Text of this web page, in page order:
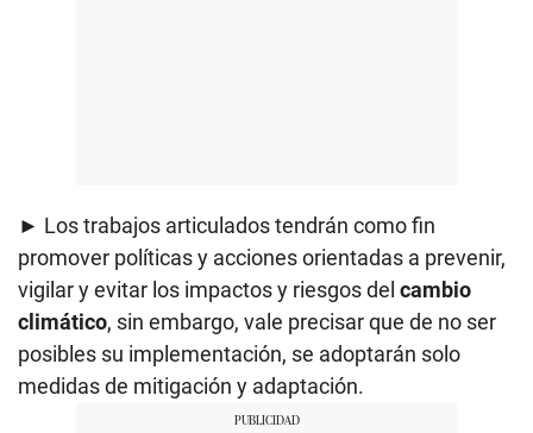
► Los trabajos articulados tendrán como fin
promover políticas y acciones orientadas a prevenir,
vigilar y evitar los impactos y riesgos del cambio
climático, sin embargo, vale precisar que de no ser
posibles su implementación, se adoptarán solo
medidas de mitigación y adaptación.